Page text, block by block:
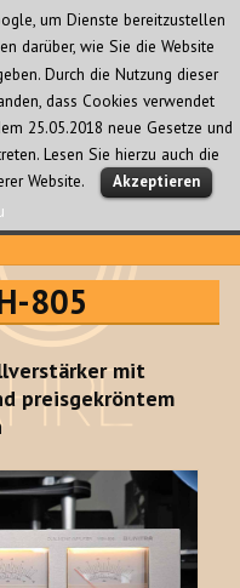
MENÜ
UND
805
mit
preisgekröntem
um Dienste bereitzustellen
darüber, wie Sie die Website
Durch die Nutzung dieser
dass Cookies verwendet
25.05.2018 neue Gesetze und
Lesen Sie hierzu auch die
Website.
Akzeptieren